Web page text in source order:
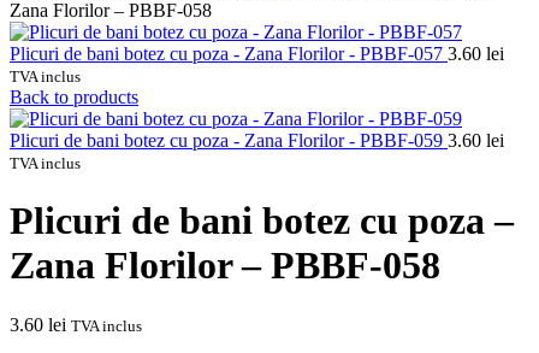
Zana Florilor – PBBF-058
Plicuri de bani botez cu poza - Zana Florilor - PBBF-057 3.60 lei
TVA inclus
Back to products
Plicuri de bani botez cu poza - Zana Florilor - PBBF-059 3.60 lei
TVA inclus
Plicuri de bani botez cu poza –
Zana Florilor – PBBF-058
3.60 lei TVA inclus